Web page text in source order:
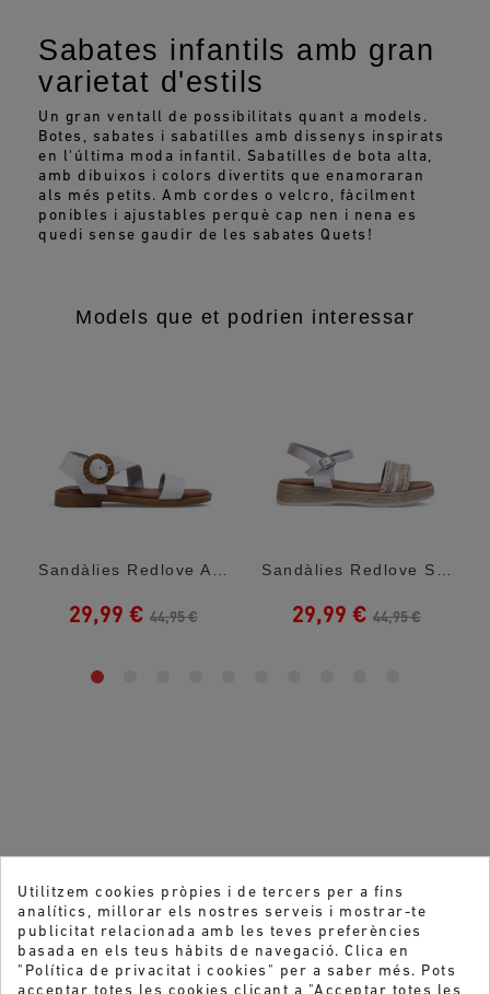
Sabates infantils amb gran
varietat d'estils
Un gran ventall de possibilitats quant a models.
Botes, sabates i sabatilles amb dissenys inspirats
en l'última moda infantil. Sabatilles de bota alta,
amb dibuixos i colors divertits que enamoraran
als més petits. Amb cordes o velcro, fàcilment
ponibles i ajustables perquè cap nen i nena es
quedi sense gaudir de les sabates Quets!
Models que et podrien interessar
Sandàlies Redlove Akane Blanques Amb...
29,99 € 44,95 €
Sandàlies Redlove Satomi Metal·Litzades...
29,99 € 44,95 €
Utilitzem cookies pròpies i de tercers per a fins
analítics, millorar els nostres serveis i mostrar-te
publicitat relacionada amb les teves preferències
basada en els teus hàbits de navegació. Clica en
"Política de privacitat i cookies" per a saber més. Pots